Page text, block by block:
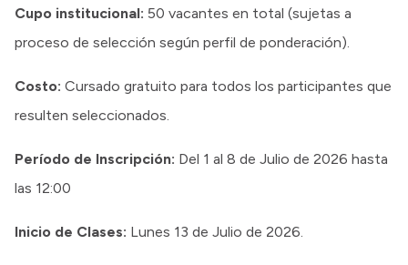
Cupo institucional: 50 vacantes en total (sujetas a
proceso de selección según perfil de ponderación).
Costo: Cursado gratuito para todos los participantes que
resulten seleccionados.
Período de Inscripción: Del 1 al 8 de Julio de 2026 hasta
las 12:00
Inicio de Clases: Lunes 13 de Julio de 2026.